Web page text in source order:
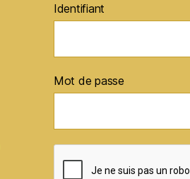
Identifiant
Mot de passe